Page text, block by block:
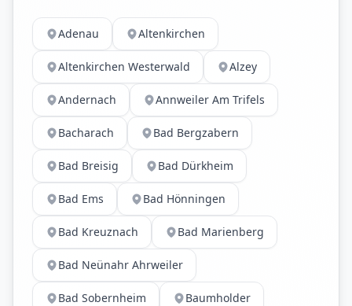
Adenau Altenkirchen
Altenkirchen Westerwald Alzey
Andernach Annweiler Am Trifels
Bacharach Bad Bergzabern
Bad Breisig Bad Dürkheim
Bad Ems Bad Hönningen
Bad Kreuznach Bad Marienberg
Bad Neünahr Ahrweiler
Bad Sobernheim Baumholder